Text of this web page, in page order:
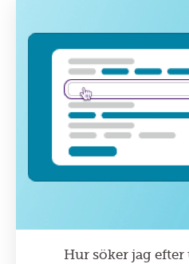
Hur söker jag